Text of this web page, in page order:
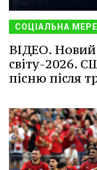
СОЦІАЛЬНА
ВІДЕО. Новий
світу-2026.
пісню після